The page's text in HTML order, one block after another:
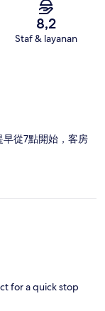
8,2
Staf & layanan
早從7點開始，客房
for a quick stop